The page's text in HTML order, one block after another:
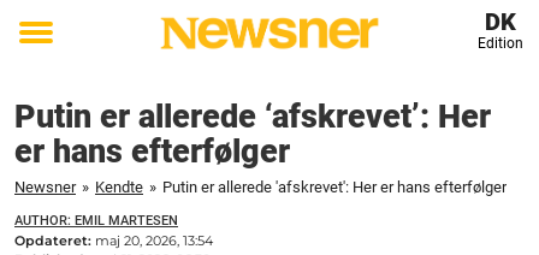
Toggle
DK
Edition
Putin er allerede ‘afskrevet’: Her
er hans efterfølger
Newsner » Kendte » Putin er allerede 'afskrevet': Her er hans efterfølger
AUTHOR: EMIL MARTESEN
Opdateret: maj 20, 2026, 13:54